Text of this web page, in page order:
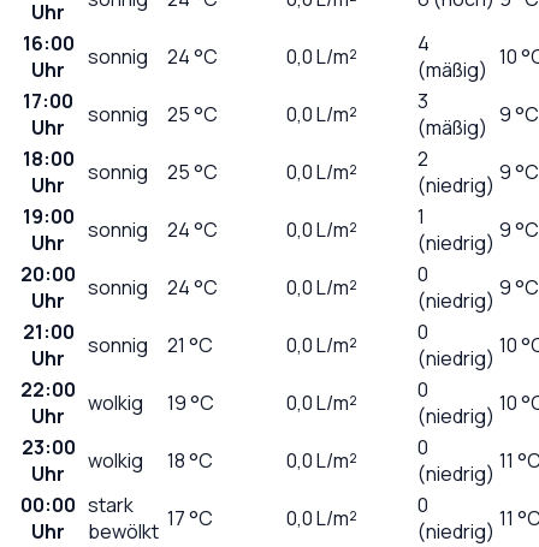
Uhr
16:00
Uhr
sonnig 24°C 0,0L/m²
4
(mäßig) 10
17:00
Uhr
sonnig 25°C 0,0L/m²
3
(mäßig) 9 °C
18:00
Uhr
sonnig 25°C 0,0L/m²
2
(niedrig) 9 °C
19:00
Uhr
sonnig 24°C 0,0L/m²
1
(niedrig) 9 °C
20:00
Uhr
sonnig 24°C 0,0L/m²
0
(niedrig) 9 °C
21:00
Uhr
sonnig 21 °C 0,0L/m²
0
(niedrig) 10
22:00
Uhr
wolkig 19°C 0,0L/m²
0
(niedrig) 10
23:00
Uhr
wolkig 18°C 0,0L/m²
0
(niedrig) 11
00:00
Uhr
stark
bewölkt 17°C 0,0L/m²
0
(niedrig) 11